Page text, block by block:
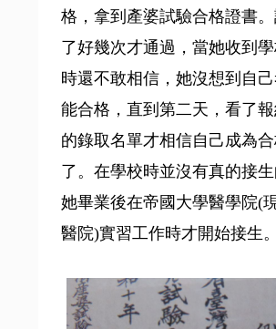
格，拿到產婆試驗合格證書
了好幾次才通過，當她收到
時還不敢相信，她沒想到自
能合格，直到第二天，看了
的錄取名單才相信自己成為
了。在學校時並沒有真的接生
她畢業後在帝國大學醫學院(
醫院)實習工作時才開始接生。